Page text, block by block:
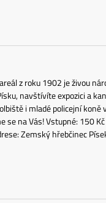
z roku 1902 je živou
navštívíte expozici a
i mladé policejní koně
na Vás! Vstupné: 150
Zemský hřebčinec